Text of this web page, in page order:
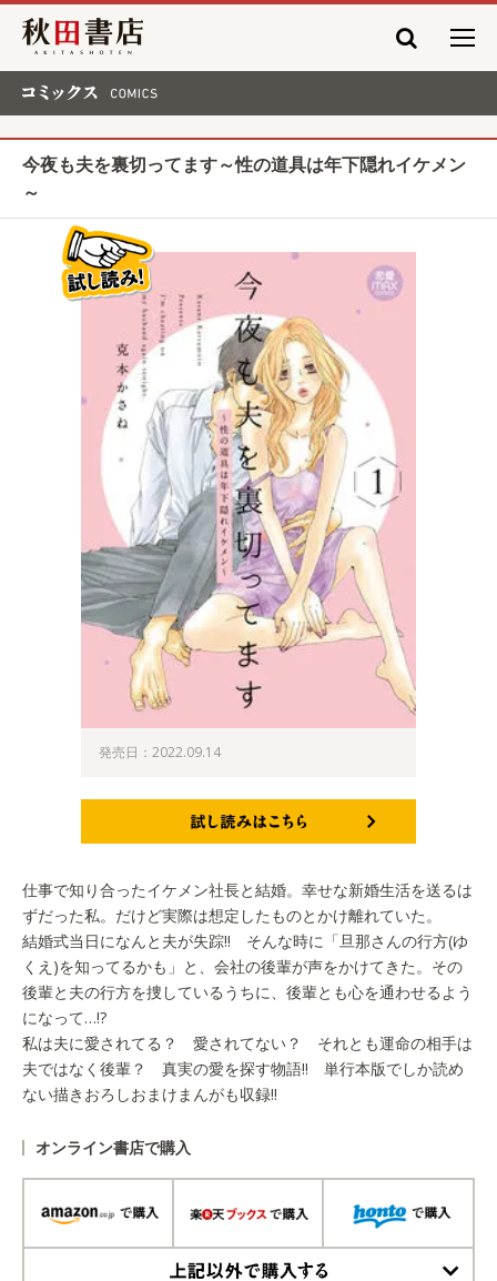
秋田書店
今夜も夫を裏切ってます～性の道具は年下隠れイケメン
～
発売日：2022.09.14
仕事で知り合ったイケメン社長と結婚。幸せな新婚生活を送るは
ずだった私。だけど実際は想定したものとかけ離れていた。
結婚式当日になんと夫が失踪!! そんな時に「旦那さんの行方(ゆ
くえ)を知ってるかも」と、会社の後輩が声をかけてきた。その
後輩と夫の行方を捜しているうちに、後輩とも心を通わせるよう
になって…!?
私は夫に愛されてる？ 愛されてない？ それとも運命の相手は
夫ではなく後輩？ 真実の愛を探す物語!! 単行本版でしか読め
ない描きおろしおまけまんがも収録!!
オンライン書店で購入